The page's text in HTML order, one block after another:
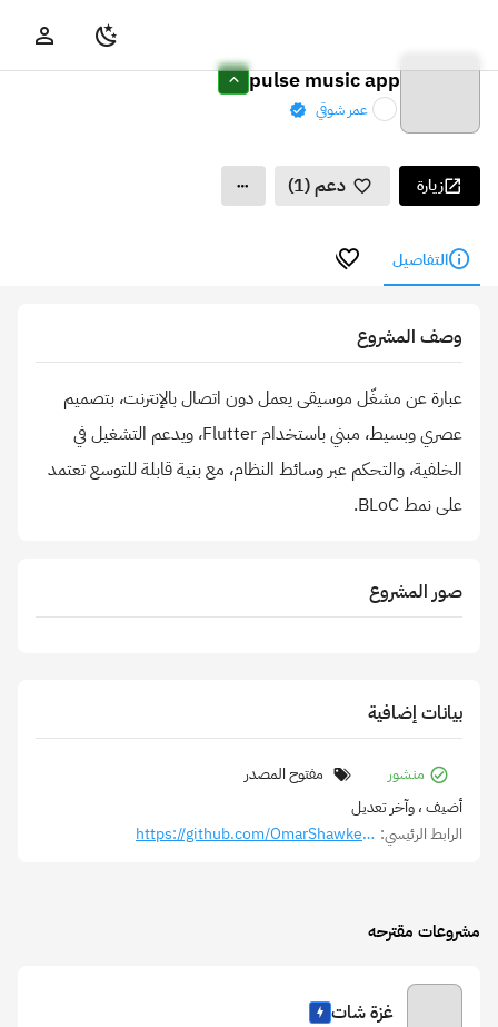
pulse music app
عمر شوقي
زيارة دعم (1)
التفاصيل
وصف المشروع
عبارة عن مشغّل موسيقى يعمل دون اتصال بالإنترنت، بتصميم
عصري وبسيط، مبني باستخدام Flutter، ويدعم التشغيل في
الخلفية، والتحكم عبر وسائط النظام، مع بنية قابلة للتوسع تعتمد
على نمط BLoC.
صور المشروع
بيانات إضافية
منشور
مفتوح المصدر
أضيف، وآخر تعديل
الرابط الرئيسي: https://github.com/OmarShawkey13/pulse
مشروعات مقترحه
غزة شات